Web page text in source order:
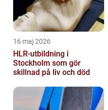
16 maj 2026
HLR-utbildning i
Stockholm som gör
skillnad på liv och död